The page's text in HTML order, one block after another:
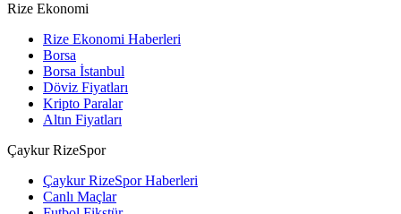
Rize Ekonomi
Rize Ekonomi Haberleri
Borsa
Borsa İstanbul
Döviz Fiyatları
Kripto Paralar
Altın Fiyatları
Çaykur RizeSpor
Çaykur RizeSpor Haberleri
Canlı Maçlar